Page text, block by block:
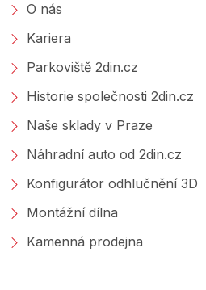
O nás
Kariera
Parkoviště 2din.cz
Historie společnosti 2din.cz
Naše sklady v Praze
Náhradní auto od 2din.cz
Konfigurátor odhlučnění 3D
Montážní dílna
Kamenná prodejna